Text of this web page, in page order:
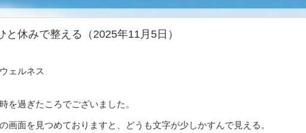
と休みで整える（2025年11月5日）
ェルネス
を過ぎたころでございました。
画面を見つめておりますと、どうも文字が少しかすんで見える。